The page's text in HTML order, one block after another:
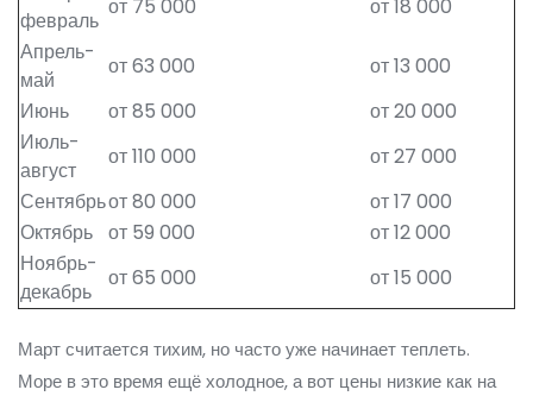
февраль
от 75 000
от 18 000
Апрель-
май
от 63 000
от 13 000
Июнь
от 85 000
от 20 000
Июль-
август
от 110 000
от 27 000
Сентябрьот 80 000
от 17 000
Октябрь от 59 000
от 12 000
Ноябрь-
декабрь
от 65 000 от 15 000
Март считается тихим, но часто уже начинает теплеть.
Море в это время ещё холодное, а вот цены низкие как на